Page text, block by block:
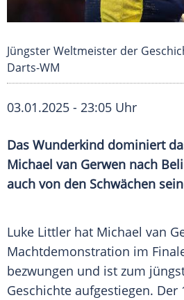
Jüngster Weltmeister der
Darts-WM
03.01.2025 - 23:05 Uhr
Das Wunderkind dominiert
Michael van Gerwen nach
auch von den Schwächen
Luke Littler hat Michael van
Machtdemonstration im
bezwungen und ist zum
Geschichte aufgestiegen. Der